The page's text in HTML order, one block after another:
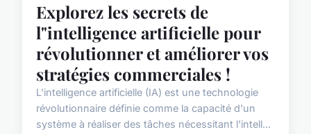
Explorez les secrets de
l"intelligence artificielle pour
révolutionner et améliorer vos
stratégies commerciales !
L'intelligence artificielle (IA) est une technologie
révolutionnaire définie comme la capacité d'un
système à réaliser des tâches nécessitant l'intell...